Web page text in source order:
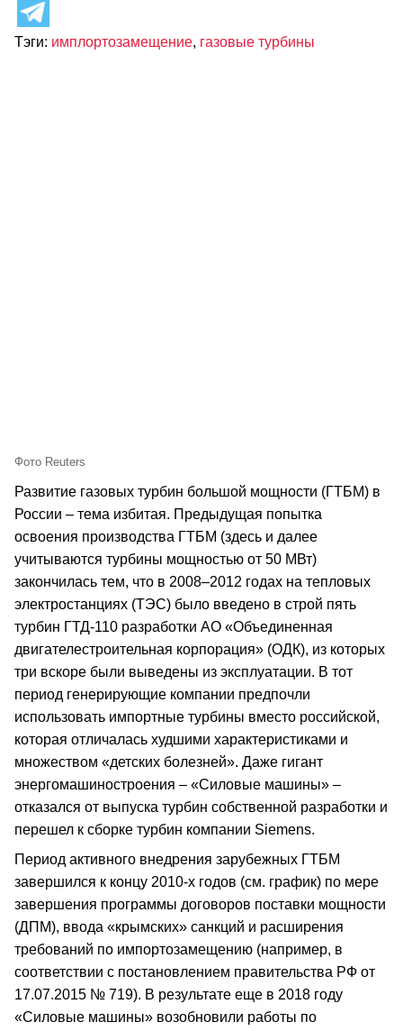
Тэги: имплортозамещение, газовые турбины
Фото Reuters
Развитие газовых турбин большой мощности (ГТБМ) в
России – тема избитая. Предыдущая попытка
освоения производства ГТБМ (здесь и далее
учитываются турбины мощностью от 50 МВт)
закончилась тем, что в 2008–2012 годах на тепловых
электростанциях (ТЭС) было введено в строй пять
турбин ГТД-110 разработки АО «Объединенная
двигателестроительная корпорация» (ОДК), из которых
три вскоре были выведены из эксплуатации. В тот
период генерирующие компании предпочли
использовать импортные турбины вместо российской,
которая отличалась худшими характеристиками и
множеством «детских болезней». Даже гигант
энергомашиностроения – «Силовые машины» –
отказался от выпуска турбин собственной разработки и
перешел к сборке турбин компании Siemens.
Период активного внедрения зарубежных ГТБМ
завершился к концу 2010-х годов (см. график) по мере
завершения программы договоров поставки мощности
(ДПМ), ввода «крымских» санкций и расширения
требований по импортозамещению (например, в
соответствии с постановлением правительства РФ от
17.07.2015 № 719). В результате еще в 2018 году
«Силовые машины» возобновили работы по